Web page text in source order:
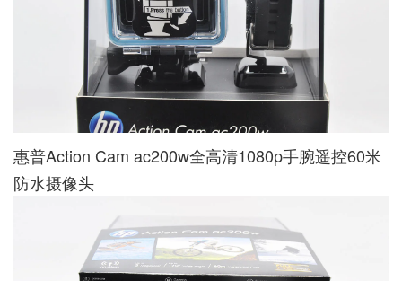
惠普Action Cam ac200w全高清1080p手腕遥控60米
防水摄像头